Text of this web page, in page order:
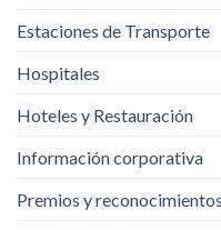
Estaciones de Transporte
Hospitales
Hoteles y Restauración
Información corporativa
Premios y reconocimientos